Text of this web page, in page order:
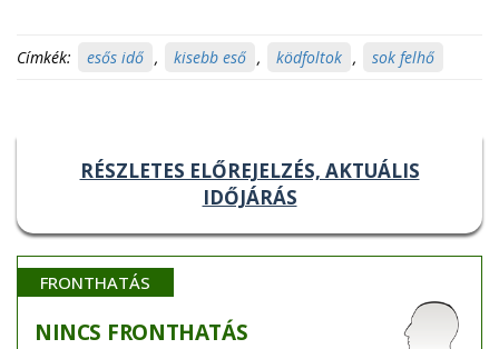
Címkék: esős idő , kisebb eső , ködfoltok , sok felhő
RÉSZLETES ELŐREJELZÉS, AKTUÁLIS
IDŐJÁRÁS
FRONTHATÁS
NINCS FRONTHATÁS